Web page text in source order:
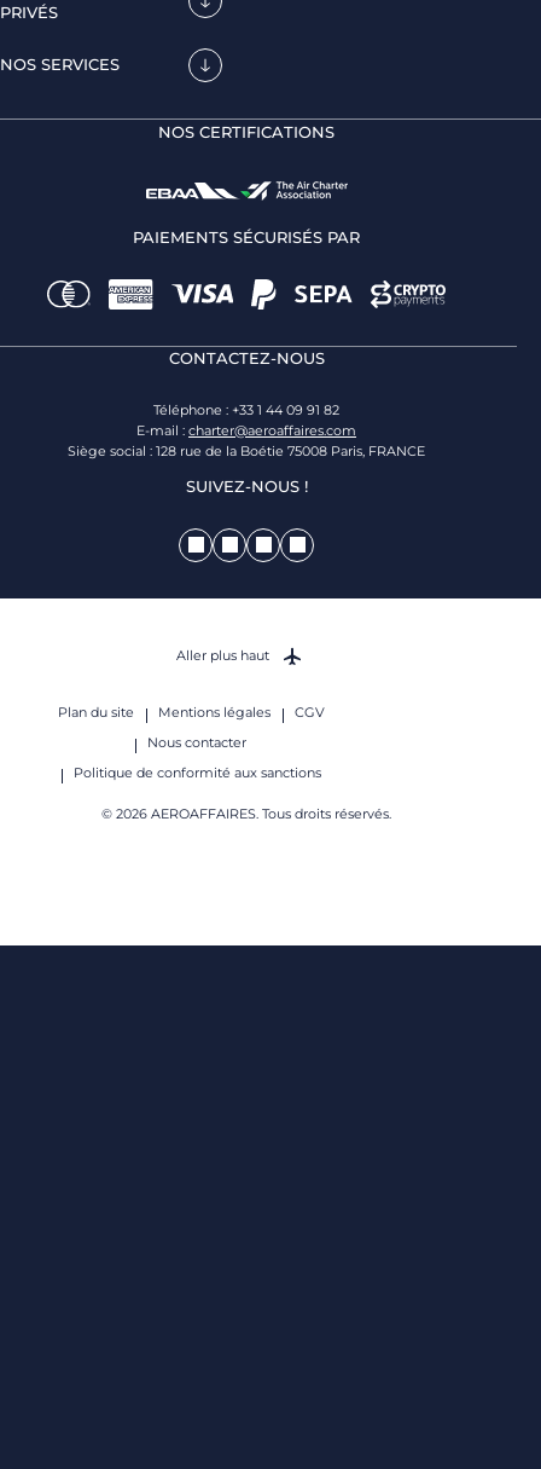
PRIVÉS
NOS SERVICES
NOS CERTIFICATIONS
PAIEMENTS SÉCURISÉS PAR
CONTACTEZ-NOUS
Téléphone : +33 1 44 09 91 82
E-mail : charter@aeroaffaires.com
Siège social : 128 rue de la Boétie 75008 Paris, FRANCE
SUIVEZ-NOUS !
Plan du site Mentions légales
CGV
Nous contacter
Politique de conformité aux sanctions
© 2026 AEROAFFAIRES. Tous droits réservés.
Aller plus haut